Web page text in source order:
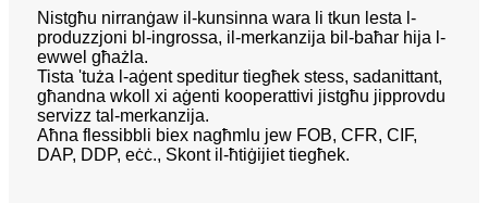
Nistgħu nirranġaw il-kunsinna wara li tkun lesta l-
produzzjoni bl-ingrossa, il-merkanzija bil-baħar hija l-
ewwel għażla.
Tista 'tuża l-aġent speditur tiegħek stess, sadanittant,
għandna wkoll xi aġenti kooperattivi jistgħu jipprovdu
servizz tal-merkanzija.
Aħna flessibbli biex nagħmlu jew FOB, CFR, CIF,
DAP, DDP, eċċ., Skont il-ħtiġijiet tiegħek.